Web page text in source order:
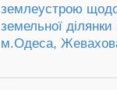
землеустрою
земельної
м.Одеса,